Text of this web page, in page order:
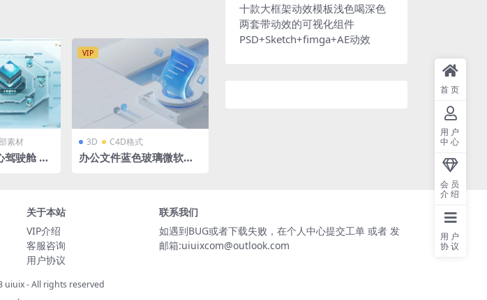
素材
驾驶舱 浅
VIP
3D C4D格式
办公文件蓝色玻璃微软风
十款大框架动效模板浅色喝深色
两套带动效的可视化组件
PSD+Sketch+fimga+AE动效
关于本站
VIP介绍
客服咨询
用户协议
联系我们
如遇到BUG或者下载失败，在个人中心提交工单 或者 发
邮箱:uiuixcom@outlook.com
uiuix- All rights reserved
.
首页
用户
中心
会员
介绍
用户
协议